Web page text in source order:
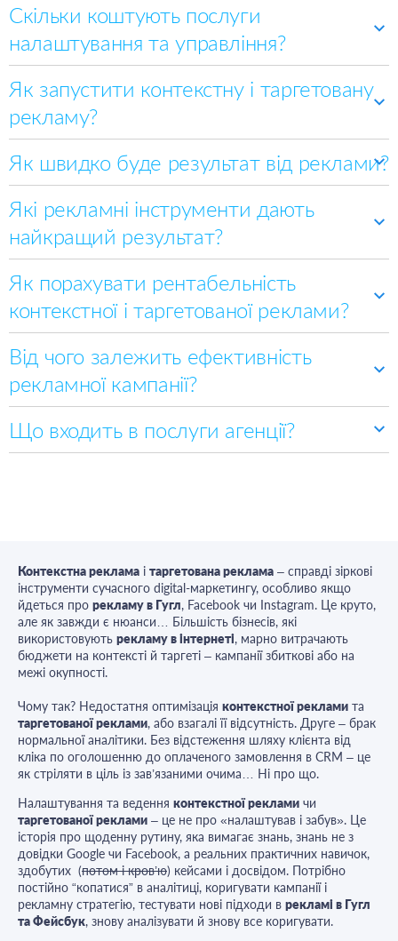
4–5 днів
Скільки коштують послуги
налаштування та управління?
500$/міс
Як запустити контекстну і таргетовану
рекламу?
Як швидко буде результат від реклами?
Які рекламні інструменти дають
найкращий результат?
Як порахувати рентабельність
контекстної і таргетованої реклами?
Від чого залежить ефективність
рекламної кампанії?
Що входить в послуги агенції?
Контекстна реклама і таргетована реклама – справді зіркові
інструменти сучасного digital-маркетингу, особливо якщо
йдеться про рекламу в Гугл, Facebook чи Instagram. Це круто,
але як завжди є нюанси… Більшість бізнесів, які
використовують рекламу в інтернеті, марно витрачають
бюджети на контексті й таргеті – кампанії збиткові або на
межі окупності.
Чому так? Недостатня оптимізація контекстної реклами та
таргетованої реклами, або взагалі її відсутність. Друге – брак
нормальної аналітики. Без відстеження шляху клієнта від
кліка по оголошенню до оплаченого замовлення в CRM – це
як стріляти в ціль із зав’язаними очима… Ні про що.
Налаштування та ведення контекстної реклами чи
таргетованої реклами – це не про «налаштував і забув». Це
історія про щоденну рутину, яка вимагає знань, знань не з
довідки Google чи Facebook, а реальних практичних навичок,
здобутих (потом і кров’ю) кейсами і досвідом. Потрібно
постійно “копатися” в аналітиці, коригувати кампанії і
рекламну стратегію, тестувати нові підходи в рекламі в Гугл
та Фейсбук, знову аналізувати й знову все коригувати.